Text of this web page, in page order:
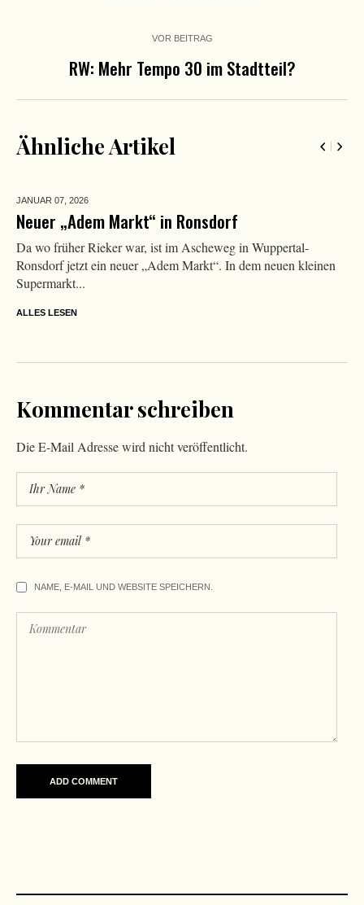
VOR BEITRAG
RW: Mehr Tempo 30 im Stadtteil?
Ähnliche Artikel
JANUAR 07, 2026
Neuer „Adem Markt“ in Ronsdorf
Da wo früher Rieker war, ist im Ascheweg in Wuppertal-
Ronsdorf jetzt ein neuer „Adem Markt“. In dem neuen kleinen
Supermarkt...
ALLES LESEN
Kommentar schreiben
Die E-Mail Adresse wird nicht veröffentlicht.
NAME, E-MAIL UND WEBSITE SPEICHERN.